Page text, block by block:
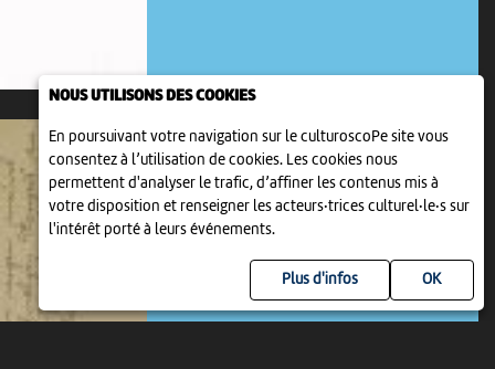
NOUS UTILISONS DES COOKIES
En poursuivant votre navigation sur le culturoscoPe site vous
consentez à l’utilisation de cookies. Les cookies nous
permettent d'analyser le trafic, d’affiner les contenus mis à
votre disposition et renseigner les acteurs·trices culturel·le·s sur
l'intérêt porté à leurs événements.
Plus d'infos
LES LETTRES DE ROBERT WALSER